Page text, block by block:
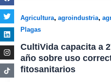
Agricultura, agroindustria,
Plagas
CultiVida capacita a
año sobre uso
fitosanitarios